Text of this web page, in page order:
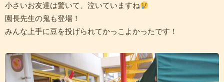
小さいお友達は驚いて、泣いていますね
園長先生の鬼も登場！
みんな上手に豆を投げられてかっこよかったです！